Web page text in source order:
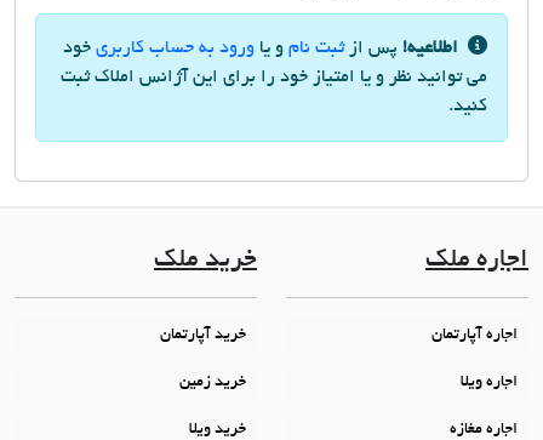
اطلاعیه! پس ازثبت نام و یا ورود به حساب کاربری خود
می توانید نظر و یا امتیاز خود را برای این آژانس املاک ثبت
کنید.
اجاره ملک
اجاره آپارتمان
اجاره ویلا
اجاره مغازه
خرید ملک
خرید آپارتمان
خرید زمین
خرید ویلا